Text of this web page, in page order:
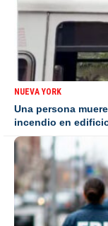
NUEVA YORK
Una persona
incendio en